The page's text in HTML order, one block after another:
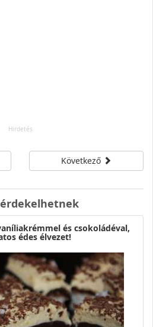
Következő
érdekelhetnek
és csokoládéval,
édes élvezet!